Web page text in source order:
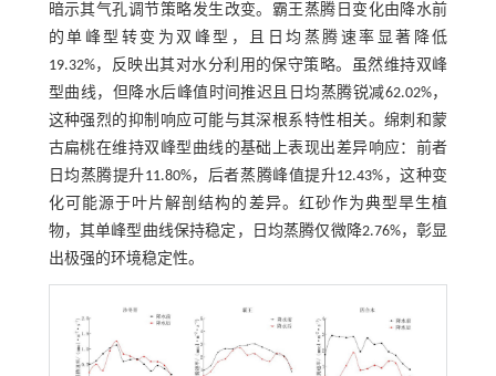
暗示其气孔调节策略发生改变。霸王蒸腾日变化由降水前
的单峰型转变为双峰型，且日均蒸腾速率显著降低
19.32%，反映出其对水分利用的保守策略。虽然维持双峰
型曲线，但降水后峰值时间推迟且日均蒸腾锐减62.02%，
这种强烈的抑制响应可能与其深根系特性相关。绵刺和蒙
古扁桃在维持双峰型曲线的基础上表现出差异响应：前者
日均蒸腾提升11.80%，后者蒸腾峰值提升12.43%，这种变
化可能源于叶片解剖结构的差异。红砂作为典型旱生植
物，其单峰型曲线保持稳定，日均蒸腾仅微降2.76%，彰显
出极强的环境稳定性。